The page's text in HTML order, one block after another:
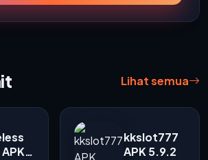
Lihat semua
kkslot777
APK 5.9.2